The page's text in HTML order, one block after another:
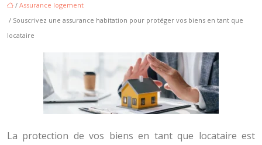
/ Assurance logement
/ Souscrivez une assurance habitation pour protéger vos biens en tant que
locataire
La protection de vos biens en tant que locataire est